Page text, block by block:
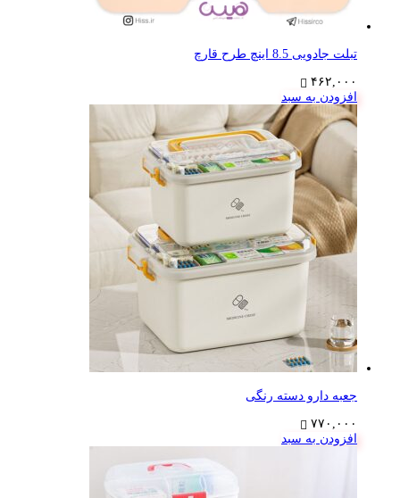
تبلت جادویی 8.5 اینچ طرح قارچ
۴۶۲,۰۰۰
افزودن به سبد
جعبه دارو دسته رنگی
۷۷۰,۰۰۰
افزودن به سبد